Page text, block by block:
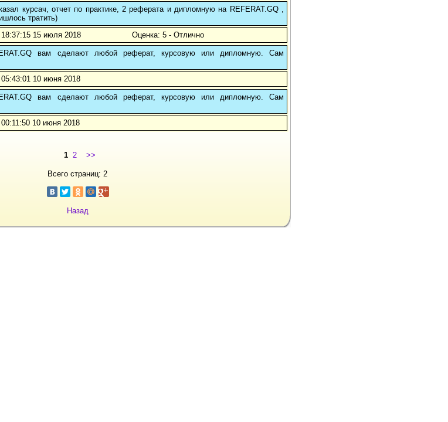
курсач, отчет по практике, 2 реферата и дипломную на REFERAT.GQ ,
тратить)
18:37:15 15 июля 2018 Оценка: 5 - Отлично
вам сделают любой реферат, курсовую или дипломную. Сам
05:43:01 10 июня 2018
вам сделают любой реферат, курсовую или дипломную. Сам
00:11:50 10 июня 2018
1 2 >>
Всего страниц: 2
Назад